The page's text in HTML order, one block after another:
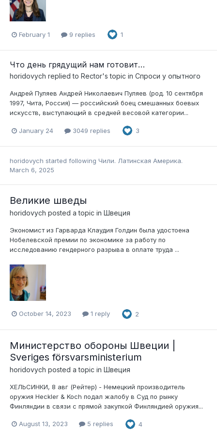
February 1 9 replies 1
Что день грядущий нам готовит…
horidovych replied to Rector's topic in Спроси у опытного
Андрей Пуляев Андрей Николаевич Пуляев (род. 10 сентября
1997, Чита, Россия) — российский боец смешанных боевых
искусств, выступающий в средней весовой категории...
January 24 3049 replies 3
horidovych started following Чили. Латинская Америка.
March 6, 2025
Великие шведы
horidovych posted a topic in Швеция
Экономист из Гарварда Клаудия Голдин была удостоена
Нобелевской премии по экономике за работу по
исследованию гендерного разрыва в оплате труда ...
October 14, 2023 1 reply 2
Министерство обороны Швеции |
Sveriges försvarsministerium
horidovych posted a topic in Швеция
ХЕЛЬСИНКИ, 8 авг (Рейтер) - Немецкий производитель
оружия Heckler & Koch подал жалобу в Суд по рынку
Финляндии в связи с прямой закупкой Финляндией оружия...
August 13, 2023 5 replies 4